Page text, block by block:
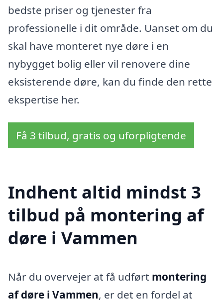
bedste priser og tjenester fra
professionelle i dit område. Uanset om du
skal have monteret nye døre i en
nybygget bolig eller vil renovere dine
eksisterende døre, kan du finde den rette
ekspertise her.
Få 3 tilbud, gratis og uforpligtende
Indhent altid mindst 3
tilbud på montering af
døre i Vammen
Når du overvejer at få udført montering
af døre i Vammen, er det en fordel at